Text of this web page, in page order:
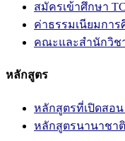
สมัครเข้าศึกษา
ค่าธรรมเนียมการ
คณะและสำนักวิช
หลักสูตร
หลักสูตรที่เปิดสอ
หลักสูตรนานาชาติ